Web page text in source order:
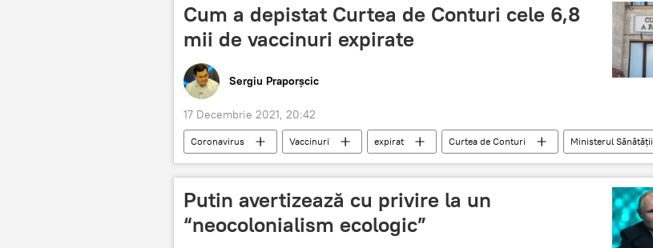
Cum a depistat Curtea de Conturi cele 6,8
mii de vaccinuri expirate
Sergiu Praporșcic
17 Decembrie 2021, 20:42
Coronavirus Vaccinuri expirat Curtea de Conturi
Ministerul Sănătății
termenul de valabilitate expirat
Ala Nemerenco
Putin avertizează cu privire la un
“neocolonialism ecologic”